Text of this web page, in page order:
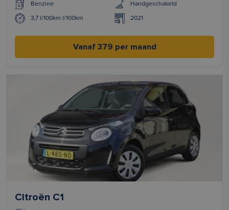
Benzine Handgeschakeld
3,7 l/100km l/100km 2021
Vanaf 379 per maand
Citroën C1